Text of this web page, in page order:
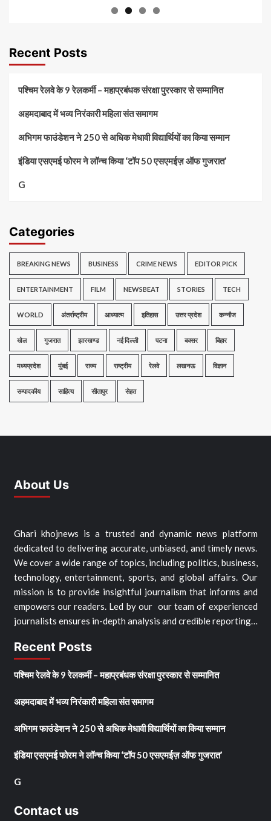
Recent Posts
पश्चिम रेलवे के 9 रेलकर्मी – महाप्रबंधक संरक्षा पुरस्कार से सम्मानित
अहमदाबाद में भव्य निरंकारी महिला संत समागम
अभिगम फाउंडेशन ने 250 से अधिक मेधावी विद्यार्थियों का किया सम्मान
इंडिया एसएमई फोरम ने लॉन्च किया ‘टॉप 50 एसएमईज़ ऑफ गुजरात’
G
Categories
BREAKING NEWS BUSINESS CRIME NEWS EDITOR PICK
ENTERTAINMENT FILM NEWSBEAT STORIES TECH
WORLD अंतर्राष्ट्रीय आध्यात्म इतिहास उत्तर प्रदेश कन्नौज
खेल गुजरात झारखण्ड नई दिल्ली पटना बक्सर बिहार
मध्यप्रदेश मुंबई राज्य राष्ट्रीय रेलवे लखनऊ विज्ञान
सम्पादकीय साहित्य सीतापुर सेहत
About Us
Ghari khojnews is a trusted and dynamic news platform
dedicated to delivering accurate, unbiased, and timely news.
We cover a wide range of topics, including politics, business,
technology, entertainment, sports, and global affairs. Our
mission is to provide insightful journalism that informs and
empowers our readers. Led by our our team of experienced
journalists ensures in-depth analysis and credible reporting…
Recent Posts
पश्चिम रेलवे के 9 रेलकर्मी – महाप्रबंधक संरक्षा पुरस्कार से सम्मानित
अहमदाबाद में भव्य निरंकारी महिला संत समागम
अभिगम फाउंडेशन ने 250 से अधिक मेधावी विद्यार्थियों का किया सम्मान
इंडिया एसएमई फोरम ने लॉन्च किया ‘टॉप 50 एसएमईज़ ऑफ गुजरात’
G
Contact us